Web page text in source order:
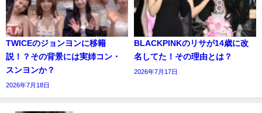
TWICEのジョンヨンに移籍
説！？その背景には実姉コン・
スンヨンか？
2026年7月18日
BLACKPINKのリサが14歳に改
名してた！その理由とは？
2026年7月17日